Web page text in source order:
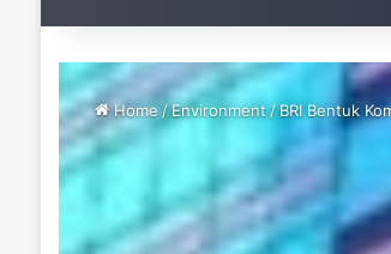
Home /Environment /BRI Bentuk